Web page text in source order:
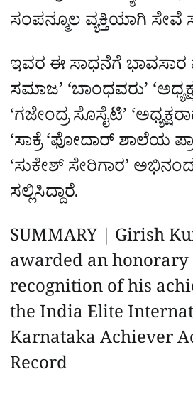
ಸಂಪನ್ಮೂಲ ವ್ಯಕ್ತಿಯಾಗಿ ಸೇವೆ
ಇವರ ಈ ಸಾಧನೆಗೆ
ಸಮಾಜ’ ‘ಬಾಂಧವರು’
‘ಗಜೇಂದ್ರ ಸೊಸೈಟಿ’
‘ಸಾಕ್ರೆ ‘ಫೋದಾರ್ ಶಾಲೆಯ
‘ಸುಕೇಶ್ ಸೇರಿಗಾರ’
ಸಲ್ಲಿಸಿದ್ದಾರೆ.
SUMMARY | Girish
awarded an
recognition of his
the India Elite
Karnataka Achiever
Record